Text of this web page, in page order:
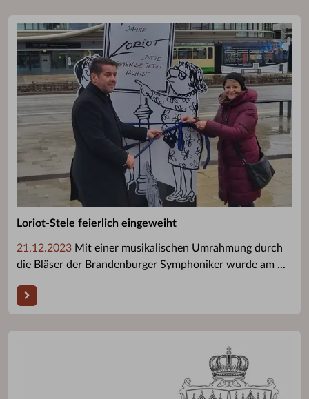
Loriot-Stele feierlich eingeweiht
21.12.2023 Mit einer musikalischen Umrahmung durch
die Bläser der Brandenburger Symphoniker wurde am ...